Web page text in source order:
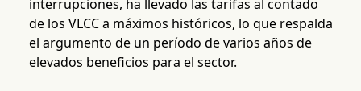
interrupciones, ha llevado las tarifas al contado
de los VLCC a máximos históricos, lo que respalda
el argumento de un período de varios años de
elevados beneficios para el sector.